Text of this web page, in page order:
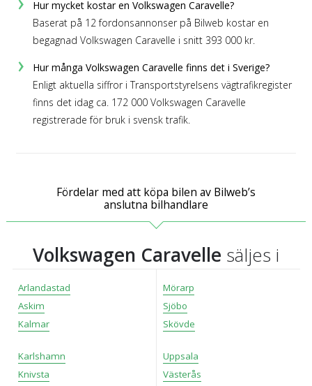
Hur mycket kostar en Volkswagen Caravelle?
Baserat på 12 fordonsannonser på Bilweb kostar en
begagnad Volkswagen Caravelle i snitt 393 000 kr.
Hur många Volkswagen Caravelle finns det i Sverige?
Enligt aktuella siffror i Transportstyrelsens vägtrafikregister
finns det idag ca. 172 000 Volkswagen Caravelle
registrerade för bruk i svensk trafik.
Fördelar med att köpa bilen av Bilweb’s
anslutna bilhandlare
Volkswagen Caravelle säljes i
Arlandastad
Askim
Kalmar
Karlshamn
Knivsta
Mörarp
Sjöbo
Skövde
Uppsala
Västerås